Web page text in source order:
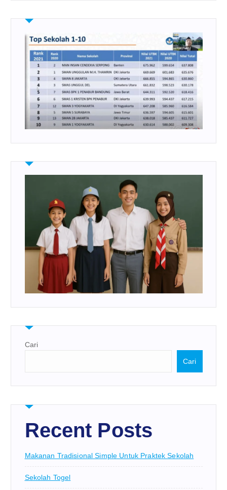
Cari
Cari
Recent Posts
Makanan Tradisional Simple Untuk Praktek Sekolah
Sekolah Togel